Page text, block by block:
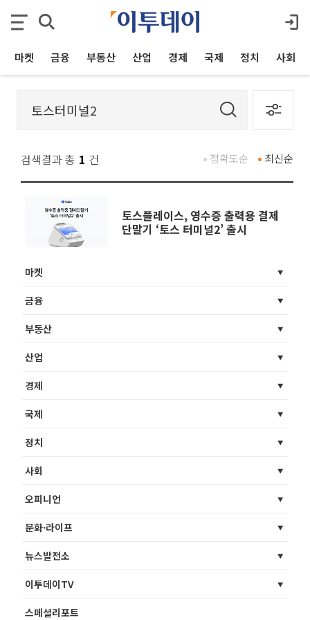
마켓 금융 부동산 산업 경제 국제 정치 사회
검색결과 총 1 건 최신순
정확도순
토스플레이스, 영수증 출력용 결제
단말기 ‘토스 터미널2’ 출시
마켓
금융
부동산
산업
경제
국제
정치
사회
오피니언
문화·라이프
뉴스발전소
이투데이TV
스페셜리포트